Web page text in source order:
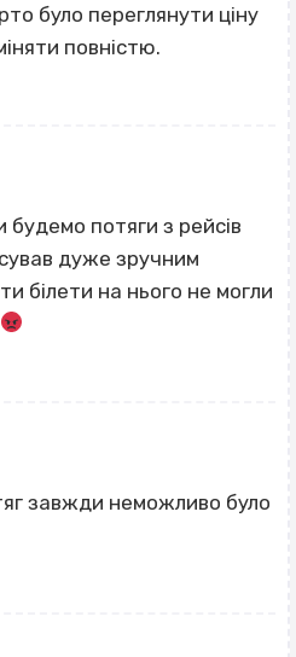
було переглянути ціну
повністю.
потяги з рейсів
дуже зручним
білети на нього не могли
завжди неможливо було